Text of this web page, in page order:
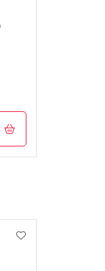
ADICIONAR AOS